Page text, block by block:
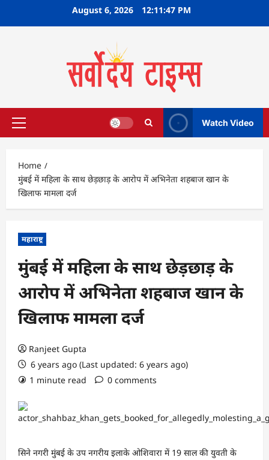
August 6, 2026 12:11:48 PM
Primary
Watch Video
Home
मुंबई में महिला के साथ छेड़छाड़ के आरोप में अभिनेता शहबाज खान के
खिलाफ मामला दर्ज
महाराष्ट्र
मुंबई में महिला के साथ छेड़छाड़ के
आरोप में अभिनेता शहबाज खान के
खिलाफ मामला दर्ज
Ranjeet Gupta
6 years ago (Last updated: 6 years ago)
1 minute read
0 comments
सिने नगरी मुंबई के उप नगरीय इलाके ओशिवारा में 19 साल की युवती के